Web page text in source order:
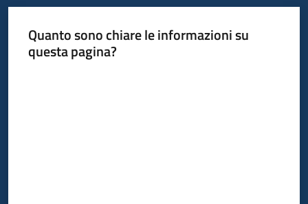
attività
Quanto sono chiare le informazioni su
questa pagina?